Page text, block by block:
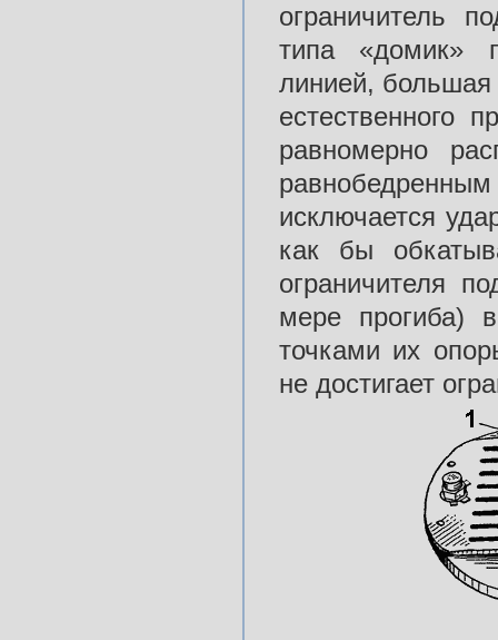
ограничитель
типа «домик»
линией, большая
естественного
равномерно
исключается
как бы
ограничителя
мере прогиба)
точками их
не достигает